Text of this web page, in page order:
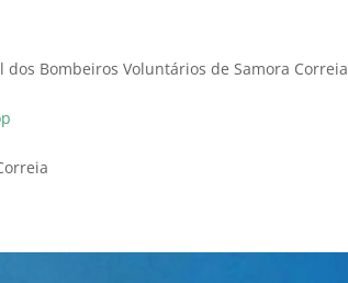
dos Bombeiros Voluntários de Samora Correia